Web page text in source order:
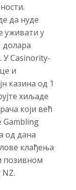
да нуде
уживати у
долара
У Casinority-
и
казина од 1
хиљаде
који већ
Gambling
од дана
клађења
позивном
NZ.